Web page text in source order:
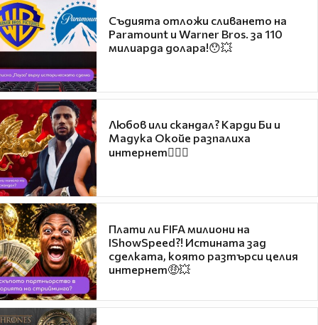
Съдията отложи сливането на
Paramount и Warner Bros. за 110
милиарда долара!😯💥
Любов или скандал? Карди Би и
Мадука Окойе разпалиха
интернет❤️‍🔥🔥
Плати ли FIFA милиони на
IShowSpeed?! Истината зад
сделката, която разтърси целия
интернет🤑💥